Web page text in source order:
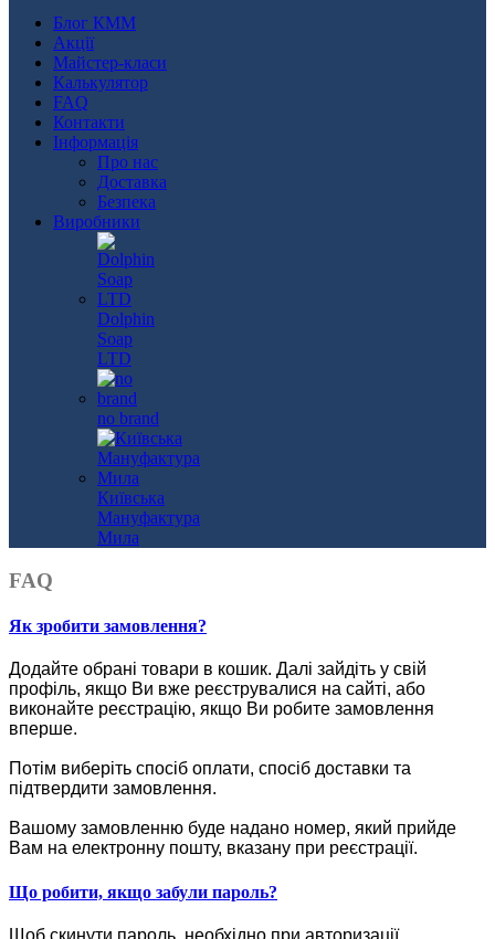
Блог КММ
Акції
Майстер-класи
Калькулятор
FAQ
Контакти
Інформація
Про нас
Доставка
Безпека
Виробники
Dolphin
Soap
LTD
no brand
Київська
Мануфактура
Мила
FAQ
Як зробити замовлення?
Додайте обрані товари в кошик. Далі зайдіть у свій
профіль, якщо Ви вже реєструвалися на сайті, або
виконайте реєстрацію, якщо Ви робите замовлення
вперше.
Потім виберіть спосіб оплати, спосіб доставки та
підтвердити замовлення.
Вашому замовленню буде надано номер, який прийде
Вам на електронну пошту, вказану при реєстрації.
Що робити, якщо забули пароль?
Щоб скинути пароль, необхідно при авторизації